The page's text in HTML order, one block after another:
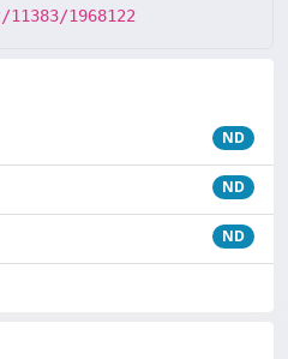
1968122
ND
ND
ND